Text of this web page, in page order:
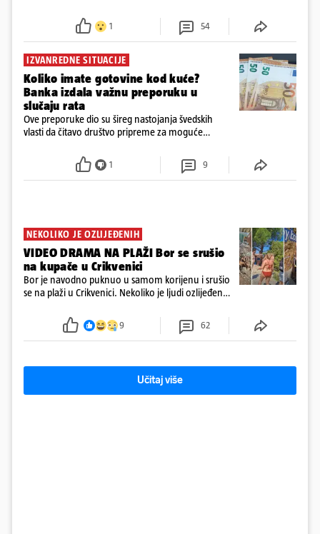
ispitali i poslali u istražni zatvor
1 54
IZVANREDNE SITUACIJE
Koliko imate gotovine kod kuće?
Banka izdala važnu preporuku u
slučaju rata
Ove preporuke dio su šireg nastojanja švedskih
vlasti da čitavo društvo pripreme za moguće
1 9
NEKOLIKO JE OZLIJEĐENIH
VIDEO DRAMA NA PLAŽI Bor se srušio
na kupače u Crikvenici
Bor je navodno puknuo u samom korijenu i srušio
se na plaži u Crikvenici. Nekoliko je ljudi ozlijeđeno,
9 62
Učitaj više